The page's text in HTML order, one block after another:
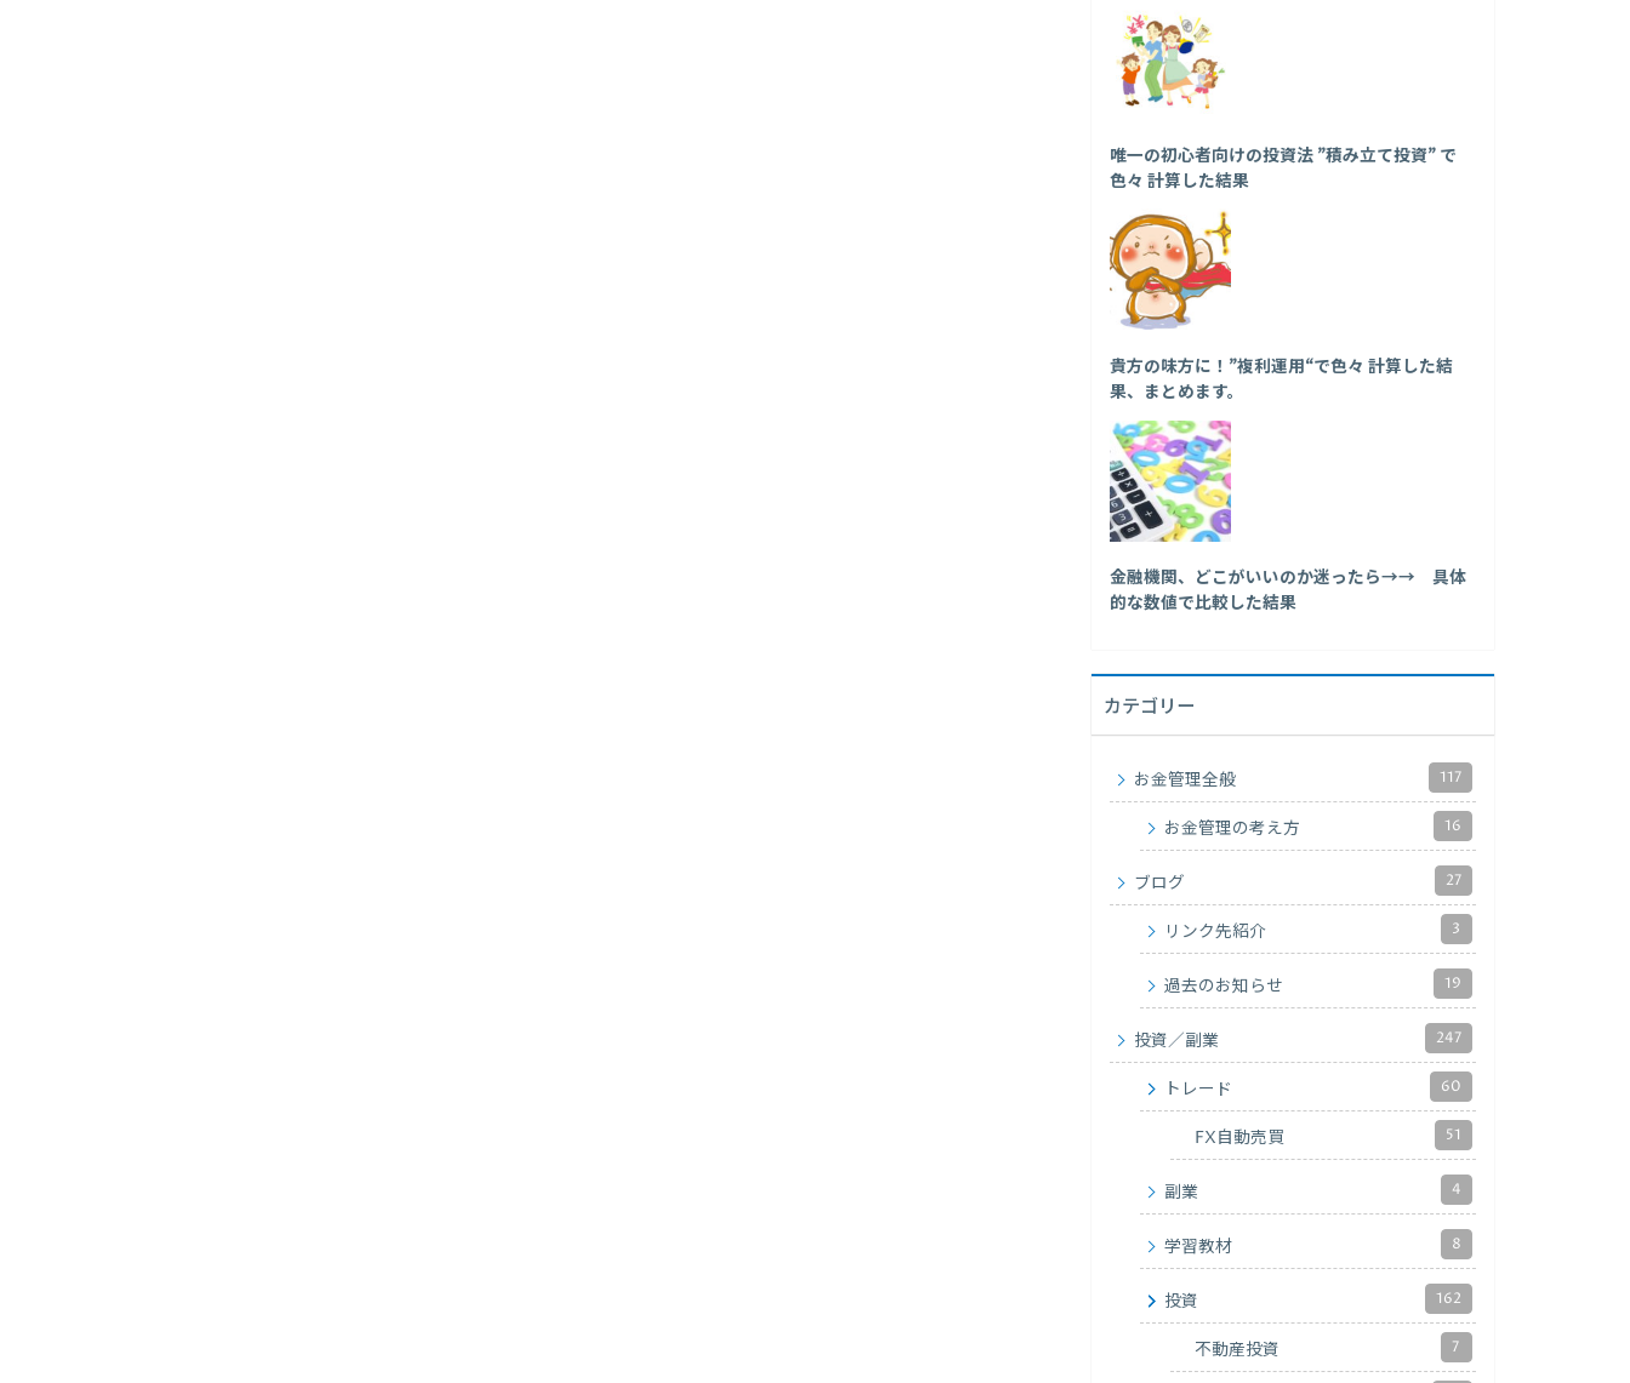
唯一の初心者向けの投資法 ”積み立て投資” で
色々 計算した結果
貴方の味方に！”複利運用“で色々 計算した結
果、まとめます。
金融機関、どこがいいのか迷ったら→→ 具体
的な数値で比較した結果
カテゴリー
お金管理全般 117
お金管理の考え方 16
ブログ 27
リンク先紹介 3
過去のお知らせ 19
投資／副業 247
トレード 60
FX自動売買 51
副業 4
学習教材 8
投資 162
不動産投資 7